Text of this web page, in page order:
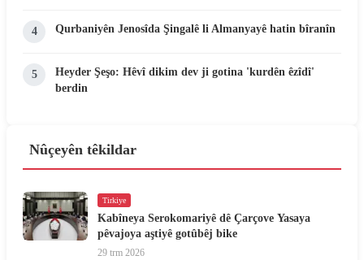
4 Qurbaniyên Jenosîda Şingalê li Almanyayê hatin bîranîn
5
Heyder Şeşo: Hêvî dikim dev ji gotina 'kurdên êzîdî'
berdin
Nûçeyên têkildar
Tirkiye
Kabîneya Serokomariyê dê Çarçove Yasaya
pêvajoya aştiyê gotûbêj bike
29 trm 2026